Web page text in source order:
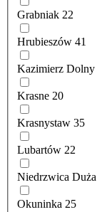
Grabniak 22
Hrubieszów 41
Kazimierz Dolny
Krasne 20
Krasnystaw 35
Lubartów 22
Niedrzwica Duża
Okuninka 25